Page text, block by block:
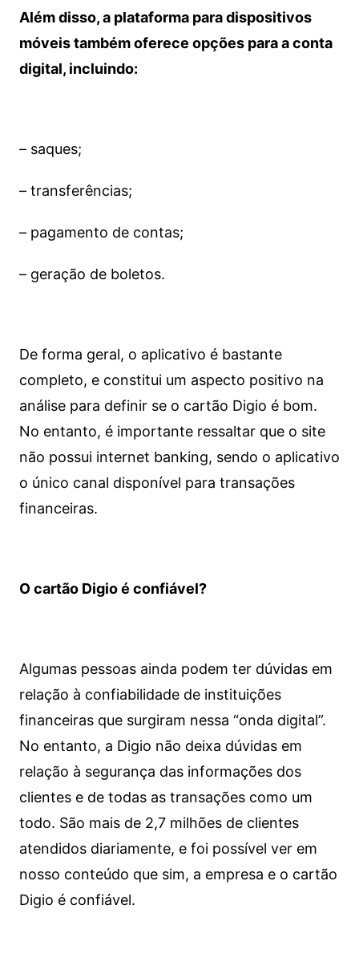
Além disso, a plataforma para dispositivos
móveis também oferece opções para a conta
digital, incluindo:
– saques;
– transferências;
– pagamento de contas;
– geração de boletos.
De forma geral, o aplicativo é bastante
completo, e constitui um aspecto positivo na
análise para definir se o cartão Digio é bom.
No entanto, é importante ressaltar que o site
não possui internet banking, sendo o aplicativo
o único canal disponível para transações
financeiras.
O cartão Digio é confiável?
Algumas pessoas ainda podem ter dúvidas em
relação à confiabilidade de instituições
financeiras que surgiram nessa “onda digital”.
No entanto, a Digio não deixa dúvidas em
relação à segurança das informações dos
clientes e de todas as transações como um
todo. São mais de 2,7 milhões de clientes
atendidos diariamente, e foi possível ver em
nosso conteúdo que sim, a empresa e o cartão
Digio é confiável.